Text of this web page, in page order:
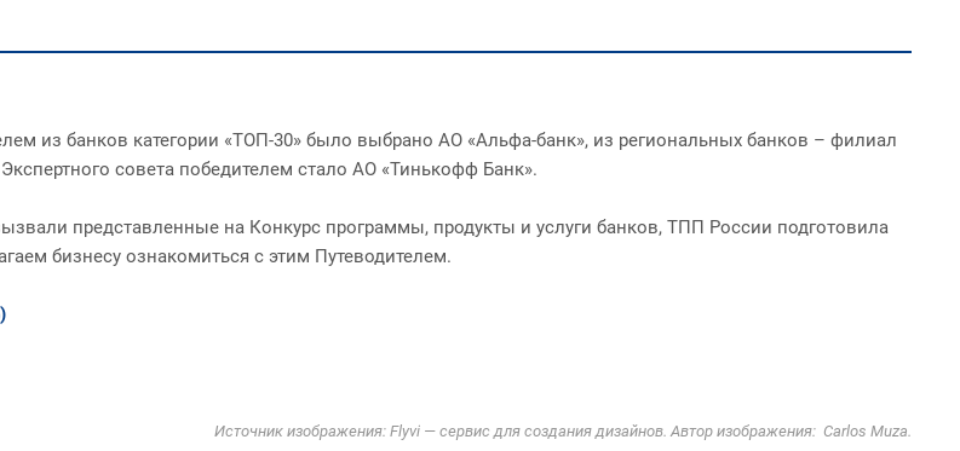
из банков категории «ТОП-30» было выбрано АО «Альфа-банк», из региональных банков – филиал
совета победителем стало АО «Тинькофф Банк».
представленные на Конкурс программы, продукты и услуги банков, ТПП России подготовила
бизнесу ознакомиться с этим Путеводителем.
Источник изображения: Flyvi — сервис для создания дизайнов. Автор изображения: Carlos Muza.